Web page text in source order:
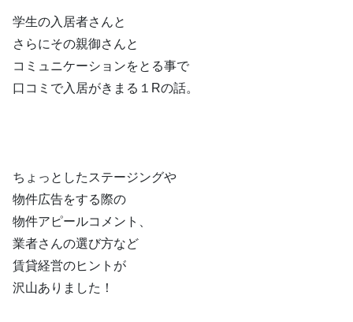
学生の入居者さんと
さらにその親御さんと
コミュニケーションをとる事で
口コミで入居がきまる１Rの話。
ちょっとしたステージングや
物件広告をする際の
物件アピールコメント、
業者さんの選び方など
賃貸経営のヒントが
沢山ありました！